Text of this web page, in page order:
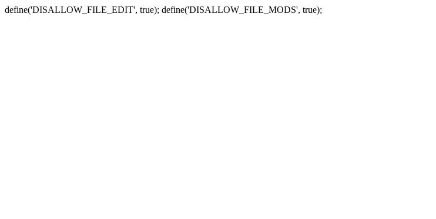
define('DISALLOW_FILE_EDIT', true); define('DISALLOW_FILE_MODS', true);